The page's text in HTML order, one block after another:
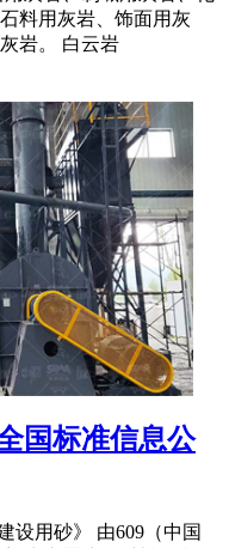
料用灰岩、饰面用灰
岩。 白云岩
国标准信息公
设用砂》 由609（中国